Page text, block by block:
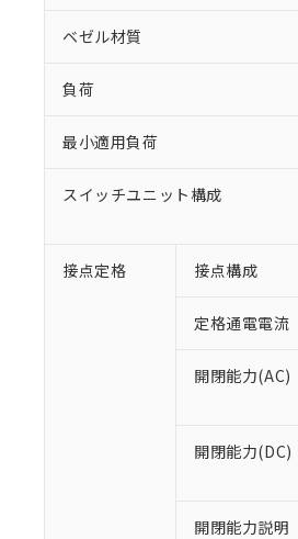
ベゼル材質
負荷
最小適用負荷
スイッチユニット構成
接点定格 接点構成
定格通電電流
開閉能力(AC)
開閉能力(DC)
開閉能力説明